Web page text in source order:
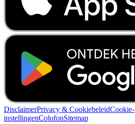
DisclaimerPrivacy & CookiebeleidCookie-
instellingenColofonSitemap